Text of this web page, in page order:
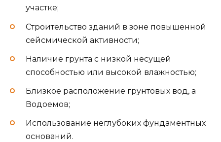
участке;
Строительство зданий в зоне повышенной
сейсмической активности;
Наличие грунта с низкой несущей
способностью или высокой влажностью;
Близкое расположение грунтовых вод, а
Водоемов;
Использование неглубоких фундаментных
оснований.